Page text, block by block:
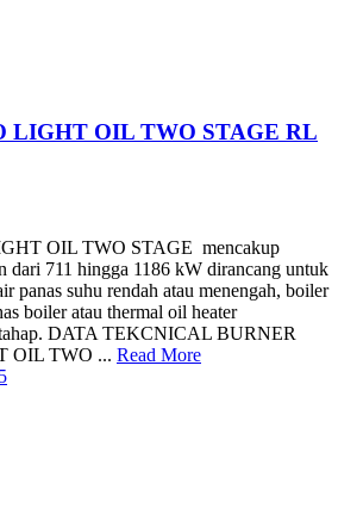
LIGHT OIL TWO STAGE RL
OIL TWO STAGE mencakup
dari 711 hingga 1186 kW dirancang untuk
panas suhu rendah atau menengah, boiler
boiler atau thermal oil heater
tahap. DATA TEKCNICAL BURNER
OIL TWO ... Read More